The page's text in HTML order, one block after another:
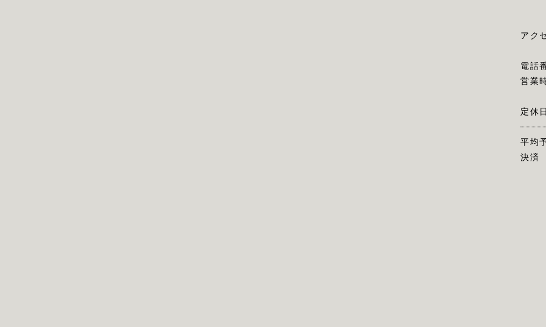
アク
電話
営業
定休
平均
決済